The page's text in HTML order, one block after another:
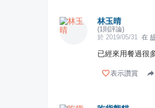
林玉晴
(1則評論)
於 2019/05/31 在
已經來用餐過很
表示讚賞